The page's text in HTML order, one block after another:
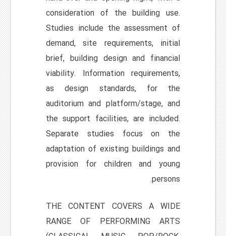
consideration of the building use.
Studies include the assessment of
demand, site requirements, initial
brief, building design and financial
viability. Information requirements,
as design standards, for the
auditorium and platform/stage, and
the support facilities, are included.
Separate studies focus on the
adaptation of existing buildings and
provision for children and young
persons.
THE CONTENT COVERS A WIDE
RANGE OF PERFORMING ARTS